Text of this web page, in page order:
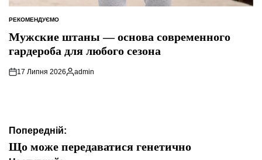
ОПУБЛІКУВАТИ
РЕКОМЕНДУЄМО
Мужские штаны — основа современного
гардероба для любого сезона
17 Липня 2026
Опубліковано
admin
Навігація
записів
Попередній:
Що може передаватися генетично